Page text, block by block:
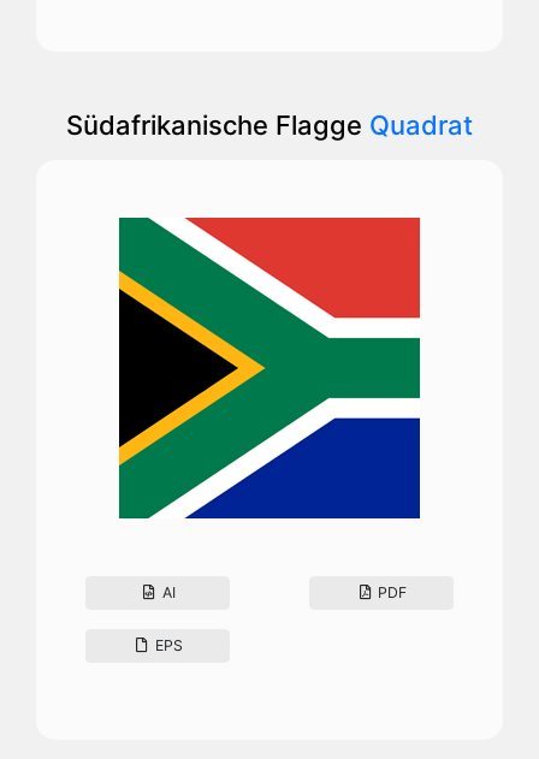
Südafrikanische Flagge Quadrat
AI PDF
EPS